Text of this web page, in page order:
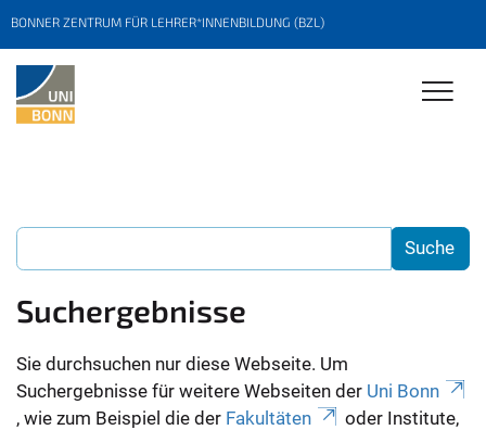
BONNER ZENTRUM FÜR LEHRER*INNENBILDUNG (BZL)
Suchergebnisse
Sie durchsuchen nur diese Webseite. Um
Suchergebnisse für weitere Webseiten der Uni Bonn
, wie zum Beispiel die der Fakultäten
oder Institute,